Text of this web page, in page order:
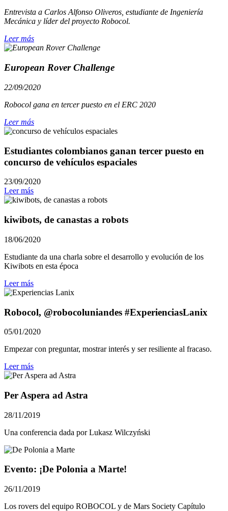
Entrevista a Carlos Alfonso Oliveros, estudiante de Ingeniería
Mecánica y líder del proyecto Robocol.
Leer más
European Rover Challenge
22/09/2020
Robocol gana en tercer puesto en el ERC 2020
Leer más
Estudiantes colombianos ganan tercer puesto en
concurso de vehículos espaciales
23/09/2020
Leer más
kiwibots, de canastas a robots
18/06/2020
Estudiante da una charla sobre el desarrollo y evolución de los
Kiwibots en esta época
Leer más
Robocol, @robocoluniandes #ExperienciasLanix
05/01/2020
Empezar con preguntar, mostrar interés y ser resiliente al fracaso.
Leer más
Per Aspera ad Astra
28/11/2019
Una conferencia dada por Lukasz Wilczyński
Evento: ¡De Polonia a Marte!
26/11/2019
Los rovers del equipo ROBOCOL y de Mars Society Capítulo